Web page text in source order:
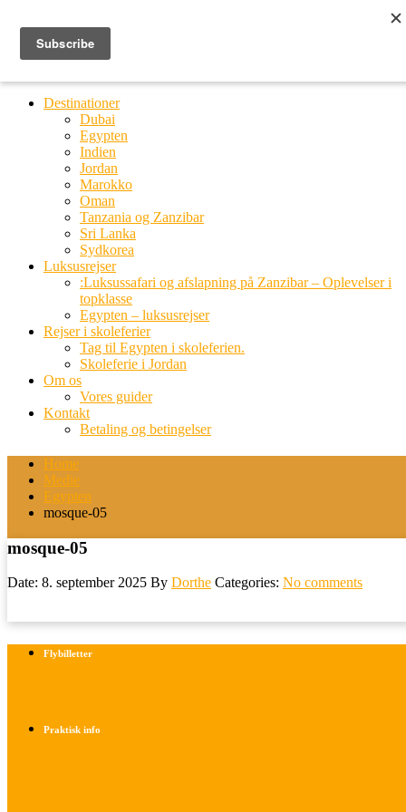
Ring til os
20 66 03 08
Destinationer
Dubai
Egypten
Indien
Jordan
Marokko
Oman
Tanzania og Zanzibar
Sri Lanka
Sydkorea
Luksusrejser
:Luksussafari og afslapning på Zanzibar – Oplevelser i
topklasse
Egypten – luksusrejser
Rejser i skoleferier
Tag til Egypten i skoleferien.
Skoleferie i Jordan
Om os
Vores guider
Kontakt
Betaling og betingelser
Home
Medie
Egypten
mosque-05
mosque-05
Date: 8. september 2025 By Dorthe Categories: No comments
Flybilletter
Praktisk info